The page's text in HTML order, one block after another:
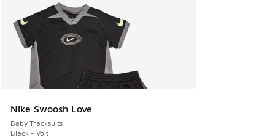
Nike Swoosh Love
Baby Tracksuits
Black - Volt